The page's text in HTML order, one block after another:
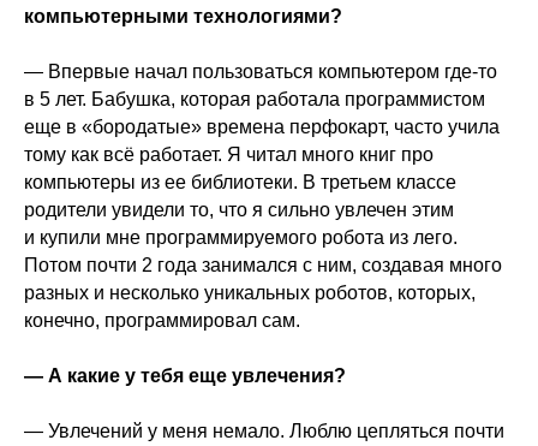
компьютерными технологиями?
— Впервые начал пользоваться компьютером где-то
в 5 лет. Бабушка, которая работала программистом
еще в «бородатые» времена перфокарт, часто учила
тому как всё работает. Я читал много книг про
компьютеры из ее библиотеки. В третьем классе
родители увидели то, что я сильно увлечен этим
и купили мне программируемого робота из лего.
Потом почти 2 года занимался с ним, создавая много
разных и несколько уникальных роботов, которых,
конечно, программировал сам.
— А какие у тебя еще увлечения?
— Увлечений у меня немало. Люблю цепляться почти